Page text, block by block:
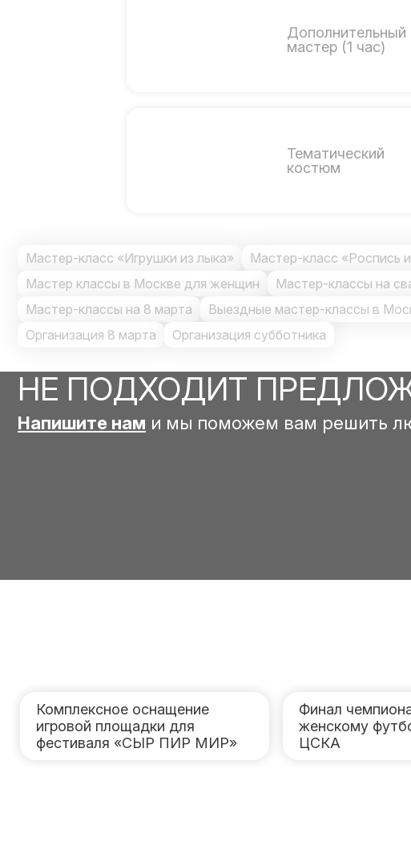
Дополнительный
мастер (1 час)
Тематический
костюм
Мастер-класс «Игрушки из лыка» Мастер-класс «Роспись
Мастер классы в Москве для женщин
Мастер-классы на
Мастер-классы на 8 марта
Выездные мастер-классы в
Организация 8 марта
Организация субботника
НЕ ПОДХОДИТ
Напишите нам и мы поможем вам решить
Комплексное оснащение
игровой площадки для
фестиваля «СЫР ПИР МИР»
Финал
женскому
ЦСКА